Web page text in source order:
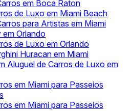
em Boca Raton
de Luxo em Miami Beach
para Artistas em Miami
Orlando
de Luxo em Orlando
Huracan em Miami
Aluguel de Carros de Luxo em
em Miami para Passeios
em Miami para Passeios